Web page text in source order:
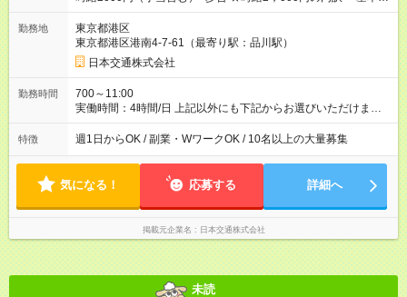
給：1，400円 ・燃料手当：300円 ・通信手当：100円 ・特別手
当：200円 ※ ※特別手当200円は期間限定の金額です。（2026
年10月15日まで） それ以降は変更となる可能性があります。
───────────────── ■研修について 営業所にて入社手続
き・ドラレコの設定・研修などを10時間行います。 ◆ 研修中の
す。 【試用期間】試用期間あり 試用期間の長さ：5ヶ月 ※ 雇用
形態と給与に、本採用時と異なる部分があります。 雇用形態：
最初の10時間で研修が行われ、研修（10時間）中は、時給1，
250円となります。 研修終了後、給与は本採用時と同様に時給
勤務地
東京都港区
東京都港区港南4-7-61（最寄り駅：品川駅）
日本交通株式会社
勤務時間
700～11:00
実働時間：4時間/日 上記以外にも下記からお選びいただけま
す。 【勤務時間】 日曜 10:00~14:00 平日 7:00～11:00 金
曜 16:00～20:00、0:30～4:30（日付変わった土曜日深夜） 土
あり 【勤務日数】 週1日から可 MAX 週4日まで
特徴 週1日からOK / 副業・WワークOK / 10名以上の大量募集
気になる！ 応募する 詳細へ
掲載元企業名 日本交通株式会社
未読